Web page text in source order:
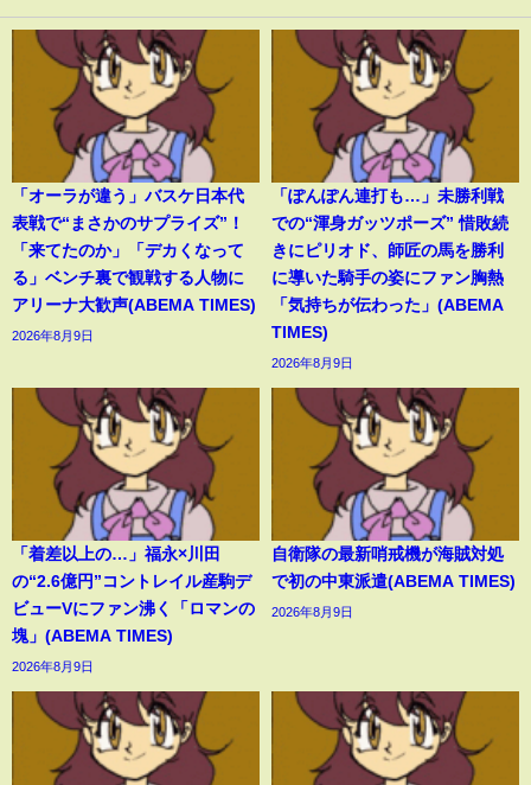
「オーラが違う」バスケ日本代
表戦で“まさかのサプライズ”！
「来てたのか」「デカくなって
る」ベンチ裏で観戦する人物に
アリーナ大歓声(ABEMA TIMES)
2026年8月9日
「ぽんぽん連打も…」未勝利戦
での“渾身ガッツポーズ” 惜敗続
きにピリオド、師匠の馬を勝利
に導いた騎手の姿にファン胸熱
「気持ちが伝わった」(ABEMA
TIMES)
2026年8月9日
「着差以上の…」福永×川田
の“2.6億円”コントレイル産駒デ
ビューVにファン沸く「ロマンの
塊」(ABEMA TIMES)
2026年8月9日
自衛隊の最新哨戒機が海賊対処
で初の中東派遣(ABEMA TIMES)
2026年8月9日